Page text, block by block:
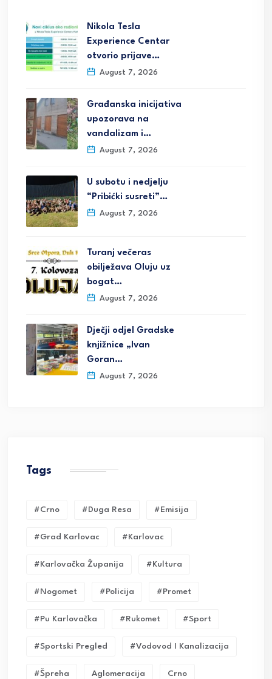
Nikola Tesla
Experience Centar
otvorio prijave…
August 7, 2026
Građanska inicijativa
upozorava na
vandalizam i…
August 7, 2026
U subotu i nedjelju
“Pribićki susreti”…
August 7, 2026
Turanj večeras
obilježava Oluju uz
bogat…
August 7, 2026
Dječji odjel Gradske
knjižnice „Ivan
Goran…
August 7, 2026
Tags
#crno #duga Resa #emisija
#grad Karlovac #karlovac
#karlovačka Županija #kultura
#nogomet #policija #promet
#pu Karlovačka #rukomet #sport
#sportski Pregled #vodovod I Kanalizacija
#Špreha Aglomeracija Crno